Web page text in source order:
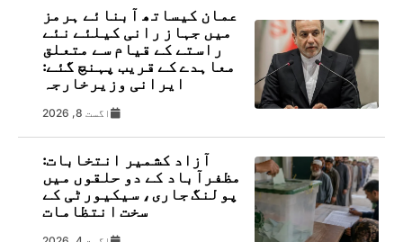
عمان کیساتھ آبنائے ہرمز
میں جہاز رانی کیلئے نئے
راستے کے قیام سے متعلق
معاہدے کے قریب پہنچ گئے:
ایرانی وزیرخارجہ
اگست 8, 2026
آزاد کشمیر انتخابات:
مظفرآباد کے دو حلقوں میں
پولنگ جاری، سیکیورٹی کے
سخت انتظامات